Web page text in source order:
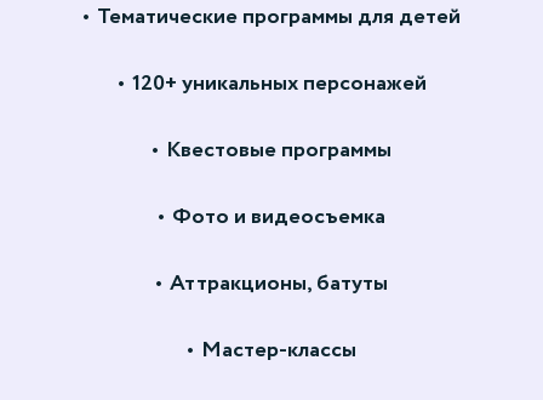
Тематические программы для детей
120+ уникальных персонажей
Квестовые программы
Фото и видеосъемка
Аттракционы, батуты
Мастер-классы